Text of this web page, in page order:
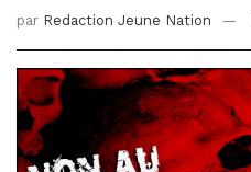
par Redaction Jeune Nation